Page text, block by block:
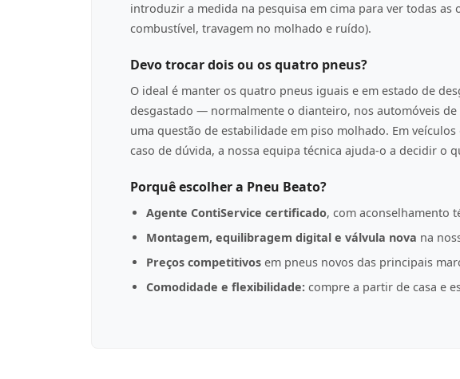
introduzir a medida na pesquisa em cima para ver todas
combustível, travagem no molhado e ruído).
Devo trocar dois ou os quatro pneus?
O ideal é manter os quatro pneus iguais e em estado de
desgastado — normalmente o dianteiro, nos automóveis
uma questão de estabilidade em piso molhado. Em
caso de dúvida, a nossa equipa técnica ajuda-o a decidir o
Porquê escolher a Pneu Beato?
Agente ContiService certificado, com aconselhamento
Montagem, equilibragem digital e válvula nova na
Preços competitivos em pneus novos das principais
Comodidade e flexibilidade: compre a partir de casa e